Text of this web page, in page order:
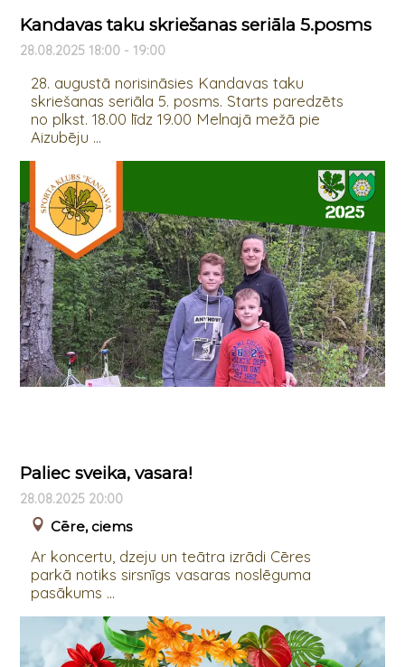
Kandavas taku skriešanas seriāla 5.posms
28.08.2025 18:00 - 19:00
28. augustā norisināsies Kandavas taku
skriešanas seriāla 5. posms. Starts paredzēts
no plkst. 18.00 līdz 19.00 Melnajā mežā pie
Aizubēju ...
Paliec sveika, vasara!
28.08.2025 20:00
Cēre, ciems
Ar koncertu, dzeju un teātra izrādi Cēres
parkā notiks sirsnīgs vasaras noslēguma
pasākums ...